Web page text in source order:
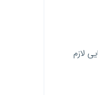
لازم